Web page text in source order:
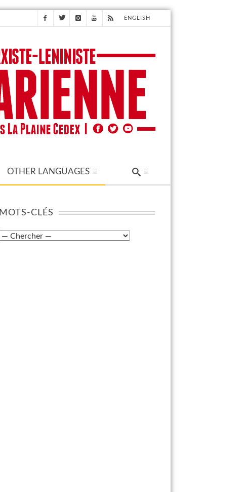
ENGLISH
OTHER LANGUAGES
MOTS-CLÉS